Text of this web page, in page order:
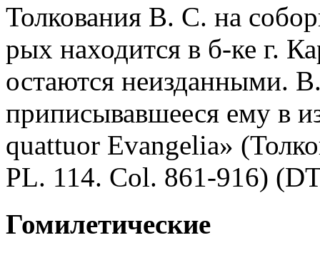
Толкования В. С. на
рых находится в б-ке г.
остаются неизданными.
приписывавшееся ему в
quattuor Evangelia»
PL. 114. Col. 861-916)
Гомилетические